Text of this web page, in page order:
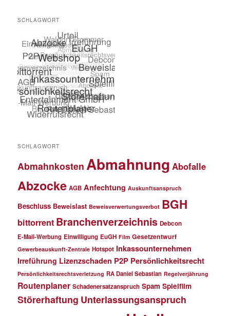
SCHLAGWORT
SCHLAGWORT
Abmahnkosten Abmahnung Abofalle
Abzocke AGB Anfechtung Auskunftsanspruch
Beschluss Beweislast Beweisverwertungsverbot BGH
bittorrent Branchenverzeichnis Debcon
E-Mail-Werbung Einwilligung EuGH Film Gesetzentwurf
Gewerbeauskunft-Zentrale Hotspot Inkassounternehmen
Irreführung Lizenzschaden P2P Persönlichkeitsrecht
Persönlichkeitsrechtsverletzung RA Daniel Sebastian Regelverjährung
Routenplaner Schadenersatzanspruch Spam Spielfilm
Störerhaftung Unterlassungsanspruch